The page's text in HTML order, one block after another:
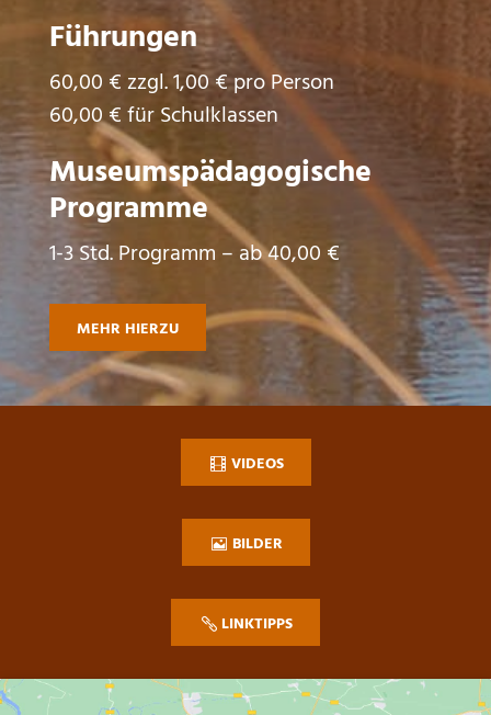
Führungen
60,00 € zzgl. 1,00 € pro Person
60,00 € für Schulklassen
Museumspädagogische
Programme
1-3 Std. Programm – ab 40,00 €
MEHR HIERZU
VIDEOS
BILDER
LINKTIPPS